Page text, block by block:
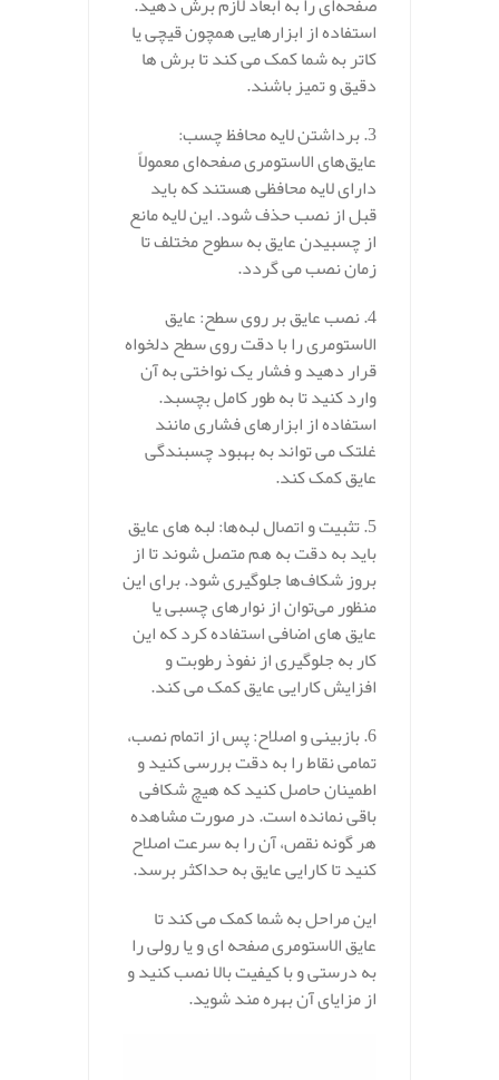
استفاده از ابزارهایی همچون قیچی یا
کاتر به شما کمک می‌ کند تا برش‌ ها
دقیق و تمیز باشند.
3. برداشتن لایه محافظ چسب:
عایق‌های الاستومری صفحه‌ای معمولاً
دارای لایه محافظی هستند که باید
قبل از نصب حذف شود. این لایه مانع
از چسبیدن عایق به سطوح مختلف تا
زمان نصب می‌ گردد.
4. نصب عایق بر روی سطح: عایق
الاستومری را با دقت روی سطح دلخواه
قرار دهید و فشار یک نواختی به آن
وارد کنید تا به طور کامل بچسبد.
استفاده از ابزارهای فشاری مانند
غلتک می‌ تواند به بهبود چسبندگی
عایق کمک کند.
5. تثبیت و اتصال لبه‌ها: لبه‌ های عایق
باید به دقت به هم متصل شوند تا از
بروز شکاف‌ها جلوگیری شود. برای این
منظور می‌توان از نوارهای چسبی یا
عایق‌ های اضافی استفاده کرد که این
کار به جلوگیری از نفوذ رطوبت و
افزایش کارایی عایق کمک می‌ کند.
6. بازبینی و اصلاح: پس از اتمام نصب،
تمامی نقاط را به دقت بررسی کنید و
اطمینان حاصل کنید که هیچ شکافی
باقی نمانده است. در صورت مشاهده
هر گونه نقص، آن را به سرعت اصلاح
کنید تا کارایی عایق به حداکثر برسد.
این مراحل به شما کمک می‌ کند تا
عایق الاستومری صفحه ای و یا رولی را
به درستی و با کیفیت بالا نصب کنید و
از مزایای آن بهره‌ مند شوید.